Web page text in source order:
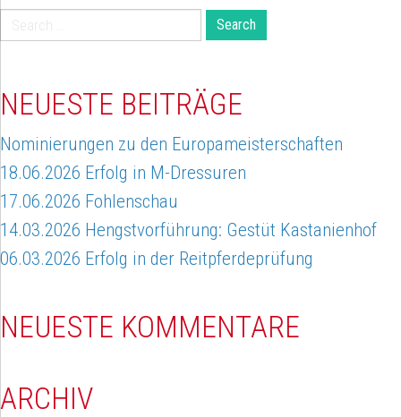
Search
for:
NEUESTE BEITRÄGE
Nominierungen zu den Europameisterschaften
18.06.2026 Erfolg in M-Dressuren
17.06.2026 Fohlenschau
14.03.2026 Hengstvorführung: Gestüt Kastanienhof
06.03.2026 Erfolg in der Reitpferdeprüfung
NEUESTE KOMMENTARE
ARCHIV